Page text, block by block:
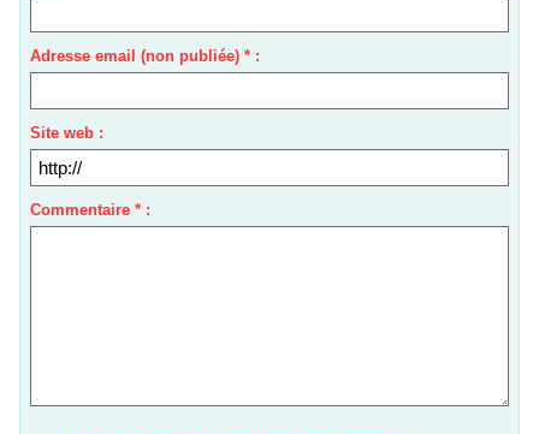
Adresse email (non publiée) * :
Site web :
Commentaire * :